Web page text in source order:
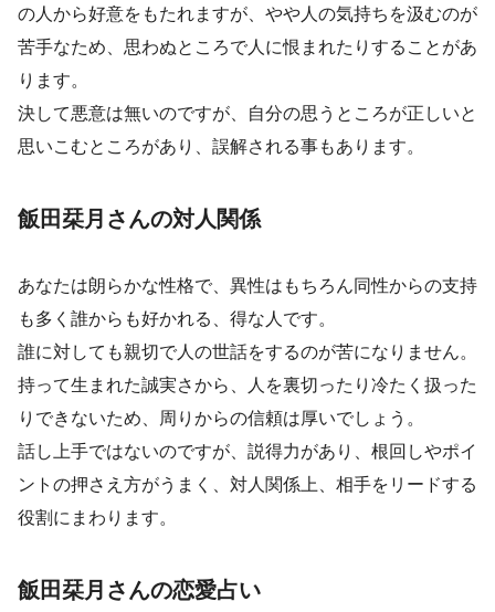
の人から好意をもたれますが、やや人の気持ちを汲むのが
苦手なため、思わぬところで人に恨まれたりすることがあ
ります。
決して悪意は無いのですが、自分の思うところが正しいと
思いこむところがあり、誤解される事もあります。
飯田栞月さんの対人関係
あなたは朗らかな性格で、異性はもちろん同性からの支持
も多く誰からも好かれる、得な人です。
誰に対しても親切で人の世話をするのが苦になりません。
持って生まれた誠実さから、人を裏切ったり冷たく扱った
りできないため、周りからの信頼は厚いでしょう。
話し上手ではないのですが、説得力があり、根回しやポイ
ントの押さえ方がうまく、対人関係上、相手をリードする
役割にまわります。
飯田栞月さんの恋愛占い